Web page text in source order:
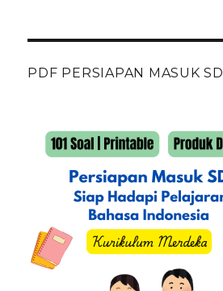
PDF PERSIAPAN MASUK SD